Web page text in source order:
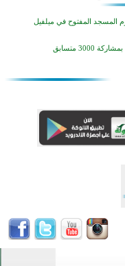
متسابق
أجواء إيمانية مميزة
وساراتوف وموردوفيا هذا العام